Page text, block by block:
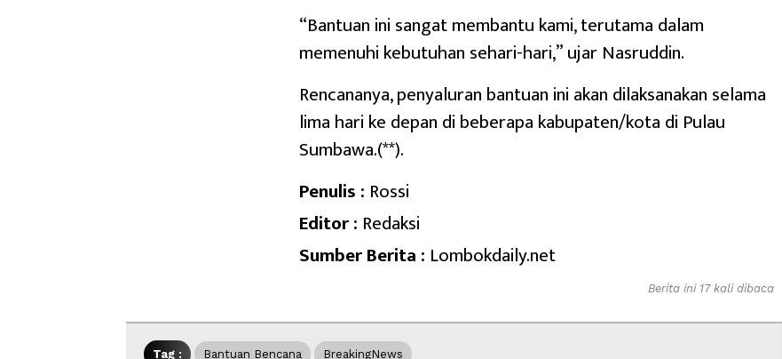
“Bantuan ini sangat membantu kami, terutama dalam
memenuhi kebutuhan sehari-hari,” ujar Nasruddin.
Rencananya, penyaluran bantuan ini akan dilaksanakan selama
lima hari ke depan di beberapa kabupaten/kota di Pulau
Sumbawa.(**).
Penulis : Rossi
Editor : Redaksi
Sumber Berita : Lombokdaily.net
Berita ini 17 kali dibaca
Tag : Bantuan Bencana BreakingNews